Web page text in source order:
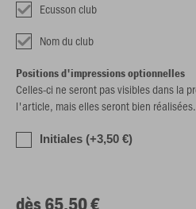
Ecusson club
Nom du club
Positions d'impressions optionnelles
Celles-ci ne seront pas visibles dans la
l'article, mais elles seront bien réalisées.
Initiales (+3,50 €)
dès 65,50 €